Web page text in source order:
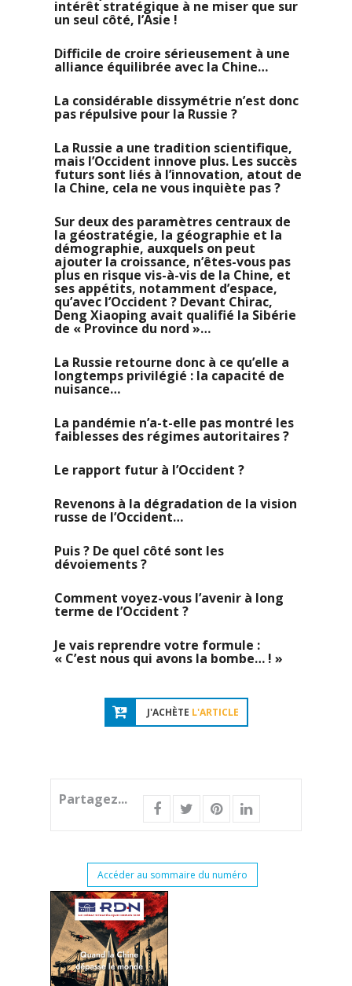
intérêt stratégique à ne miser que sur
un seul côté, l’Asie !
Difficile de croire sérieusement à une
alliance équilibrée avec la Chine…
La considérable dissymétrie n’est donc
pas répulsive pour la Russie ?
La Russie a une tradition scientifique,
mais l’Occident innove plus. Les succès
futurs sont liés à l’innovation, atout de
la Chine, cela ne vous inquiète pas ?
Sur deux des paramètres centraux de
la géostratégie, la géographie et la
démographie, auxquels on peut
ajouter la croissance, n’êtes-vous pas
plus en risque vis-à-vis de la Chine, et
ses appétits, notamment d’espace,
qu’avec l’Occident ? Devant Chirac,
Deng Xiaoping avait qualifié la Sibérie
de « Province du nord »…
La Russie retourne donc à ce qu’elle a
longtemps privilégié : la capacité de
nuisance…
La pandémie n’a-t-elle pas montré les
faiblesses des régimes autoritaires ?
Le rapport futur à l’Occident ?
Revenons à la dégradation de la vision
russe de l’Occident…
Puis ? De quel côté sont les
dévoiements ?
Comment voyez-vous l’avenir à long
terme de l’Occident ?
Je vais reprendre votre formule :
« C’est nous qui avons la bombe… ! »
J'ACHÈTE L'ARTICLE
Partagez...
Accéder au sommaire du numéro